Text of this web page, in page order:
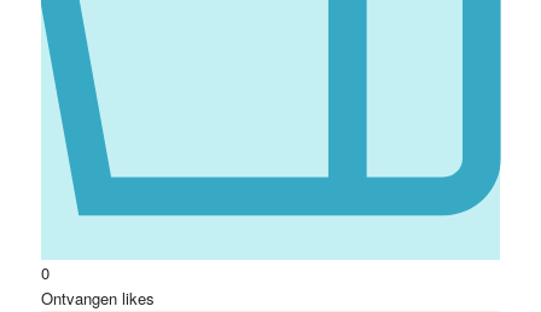
0
Ontvangen likes